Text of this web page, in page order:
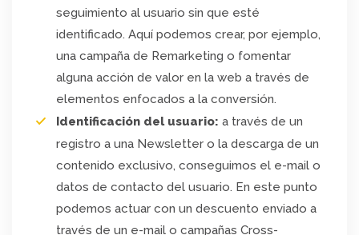
seguimiento al usuario sin que esté
identificado. Aquí podemos crear, por ejemplo,
una campaña de Remarketing o fomentar
alguna acción de valor en la web a través de
elementos enfocados a la conversión.
Identificación del usuario: a través de un
registro a una Newsletter o la descarga de un
contenido exclusivo, conseguimos el e-mail o
datos de contacto del usuario. En este punto
podemos actuar con un descuento enviado a
través de un e-mail o campañas Cross-